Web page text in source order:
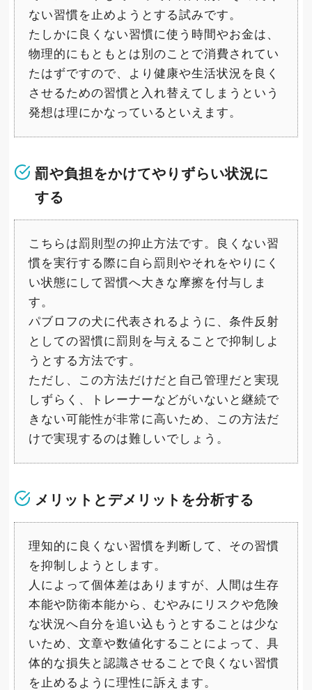
ない習慣を止めようとする試みです。
たしかに良くない習慣に使う時間やお金は、
物理的にもともとは別のことで消費されてい
たはずですので、より健康や生活状況を良く
させるための習慣と入れ替えてしまうという
発想は理にかなっているといえます。
罰や負担をかけてやりずらい状況に
する
こちらは罰則型の抑止方法です。良くない習
慣を実行する際に自ら罰則やそれをやりにく
い状態にして習慣へ大きな摩擦を付与しま
す。
パブロフの犬に代表されるように、条件反射
としての習慣に罰則を与えることで抑制しよ
うとする方法です。
ただし、この方法だけだと自己管理だと実現
しずらく、トレーナーなどがいないと継続で
きない可能性が非常に高いため、この方法だ
けで実現するのは難しいでしょう。
メリットとデメリットを分析する
理知的に良くない習慣を判断して、その習慣
を抑制しようとします。
人によって個体差はありますが、人間は生存
本能や防衛本能から、むやみにリスクや危険
な状況へ自分を追い込もうとすることは少な
いため、文章や数値化することによって、具
体的な損失と認識させることで良くない習慣
を止めるように理性に訴えます。